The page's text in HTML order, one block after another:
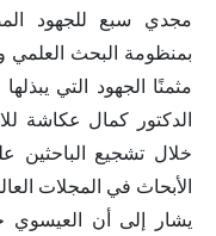
مجدي سبع للجهود
بمنظومة البحث العلمي
مثمنًا الجهود التي
الدكتور كمال عكاشة
خلال تشجيع الباحثين
الأبحاث في المجلات
يشار إلى أن العيسوي